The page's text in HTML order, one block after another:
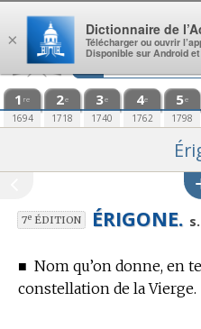
Aller au contenu
1 re
1694
2e
1718
3e
1740
4e
1762
5e
1798
7eÉDITION ÉRIGONE.
■ Nom qu’on donne, en
constellation de la Vierge.
×
Dictionnaire de
Télécharger ou ouvrir
Disponible sur Android